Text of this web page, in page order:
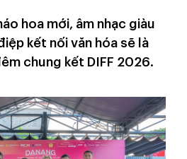
hoa mới, âm nhạc giàu
kết nối văn hóa sẽ là
chung kết DIFF 2026.